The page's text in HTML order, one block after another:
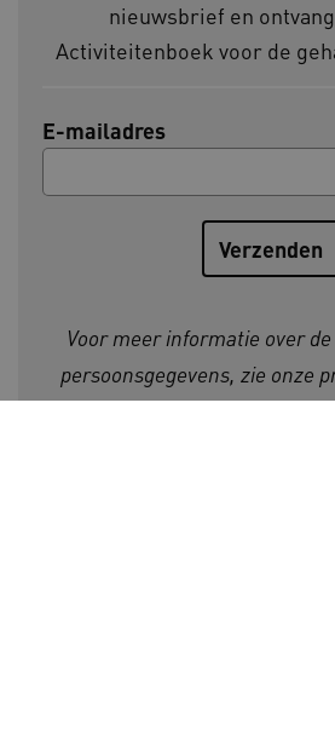
nieuwsbrief en
Activiteitenboek voor de
E-mailadres
Voor meer informatie over
persoonsgegevens, zie onze